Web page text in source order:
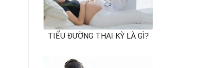
TIỂU ĐƯỜNG THAI KỲ LÀ GÌ?